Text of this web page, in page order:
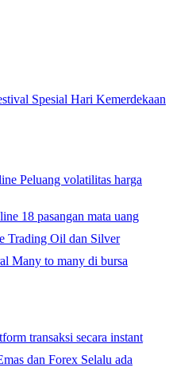
Spesial Hari Kemerdekaan
Peluang volatilitas harga
18 pasangan mata uang
Trading Oil dan Silver
Many to many di bursa
transaksi secara instant
dan Forex Selalu ada